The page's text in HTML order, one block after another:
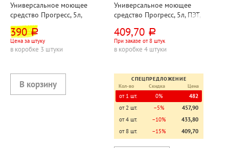
Универсальное моющее
средство Прогресс, 5л,
канистра, с повышенным
жироудалением, без хлора
390 руб.
Цена за штуку
в коробке 3 штуки
Универсальное моющее
средство Прогресс, 5л, ПЭТ,
концентрат, без хлора
409,70 руб.
При заказе от 8 штук
в коробке 4 штуки
СПЕЦПРЕДЛОЖЕНИЕ
Кол-во
Скидка Цена
от 1 шт. 0%
482
от 2 шт.
−5%
457,90
от 4 шт.
−10%
433,80
от 8 шт.
−15% 409,70